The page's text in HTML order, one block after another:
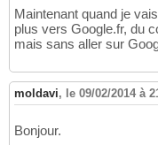
Maintenant quand je
plus vers Google.fr, du
mais sans aller sur
moldavi, le 09/02/2014 à
Bonjour.